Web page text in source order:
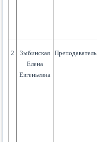
2
Зыбинская
Елена
Евгеньевна
Преподаватель